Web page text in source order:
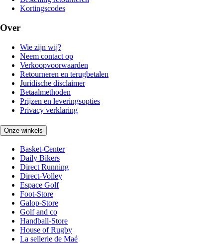
Kortingscodes
Over
Wie zijn wij?
Neem contact op
Verkoopvoorwaarden
Retourneren en terugbetalen
Juridische disclaimer
Betaalmethoden
Prijzen en leveringsopties
Privacy verklaring
Onze winkels
Basket-Center
Daily Bikers
Direct Running
Direct-Volley
Espace Golf
Foot-Store
Galop-Store
Golf and co
Handball-Store
House of Rugby
La sellerie de Maé